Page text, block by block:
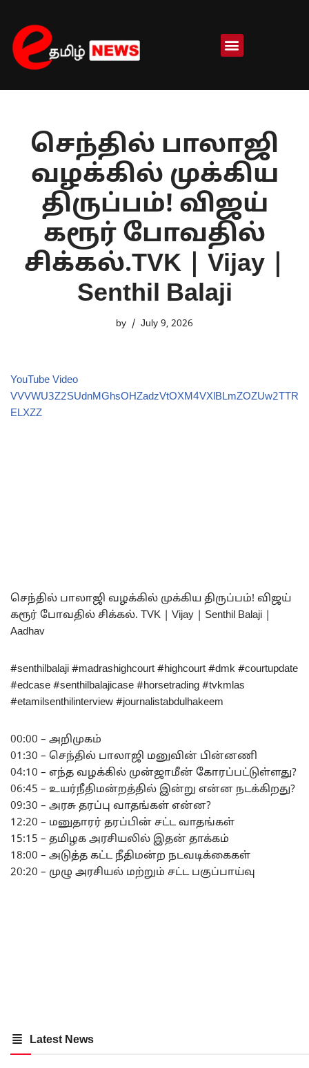
Skip
to
content
செந்தில் பாலாஜி
வழக்கில் முக்கிய
திருப்பம்! விஜய்
கரூர் போவதில்
சிக்கல்.TVK | Vijay |
Senthil Balaji
by July 9, 2026
YouTube Video
VVVWU3Z2SUdnMGhsOHZadzVtOXM4VXlBLmZOZUw2TTR
ELXZZ
செந்தில் பாலாஜி வழக்கில் முக்கிய திருப்பம்! விஜய்
கரூர் போவதில் சிக்கல். TVK | Vijay | Senthil Balaji |
Aadhav
#senthilbalaji #madrashighcourt #highcourt #dmk #courtupdate
#edcase #senthilbalajicase #horsetrading #tvkmlas
#etamilsenthilinterview #journalistabdulhakeem
00:00 – அறிமுகம்
01:30 – செந்தில் பாலாஜி மனுவின் பின்னணி
04:10 – எந்த வழக்கில் முன்ஜாமீன் கோரப்பட்டுள்ளது?
06:45 – உயர்நீதிமன்றத்தில் இன்று என்ன நடக்கிறது?
09:30 – அரசு தரப்பு வாதங்கள் என்ன?
12:20 – மனுதாரர் தரப்பின் சட்ட வாதங்கள்
15:15 – தமிழக அரசியலில் இதன் தாக்கம்
18:00 – அடுத்த கட்ட நீதிமன்ற நடவடிக்கைகள்
20:20 – முழு அரசியல் மற்றும் சட்ட பகுப்பாய்வு
Latest News